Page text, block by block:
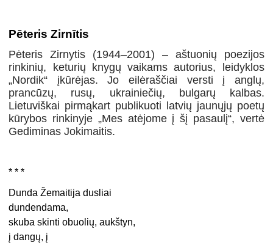
Pēteris Zirnītis
Pėteris Zirnytis (1944–2001) – aštuonių poezijos
rinkinių, keturių knygų vaikams autorius, leidyklos
„Nordik“ įkūrėjas. Jo eilėraščiai versti į anglų,
prancūzų, rusų, ukrainiečių, bulgarų kalbas.
Lietuviškai pirmąkart publikuoti latvių jaunųjų poetų
kūrybos rinkinyje „Mes atėjome į šį pasaulį“, vertė
Gediminas Jokimaitis.
* * *
Dunda Žemaitija dusliai
dundendama,
skuba skinti obuolių, aukštyn,
į dangų, į